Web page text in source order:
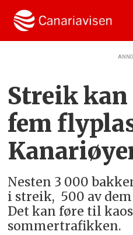
Streik
fem
Nesten 3 000
i streik, 500 av
Det kan føre til
sommertrafikken.